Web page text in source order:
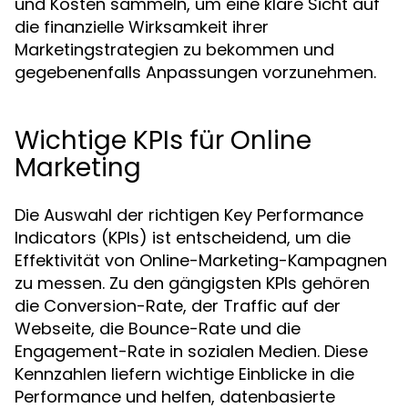
die finanzielle Wirksamkeit ihrer
Marketingstrategien zu bekommen und
gegebenenfalls Anpassungen vorzunehmen.
Wichtige KPIs für Online
Marketing
Die Auswahl der richtigen Key Performance
Indicators (KPIs) ist entscheidend, um die
Effektivität von Online-Marketing-Kampagnen
zu messen. Zu den gängigsten KPIs gehören
die Conversion-Rate, der Traffic auf der
Webseite, die Bounce-Rate und die
Engagement-Rate in sozialen Medien. Diese
Kennzahlen liefern wichtige Einblicke in die
Performance und helfen, datenbasierte